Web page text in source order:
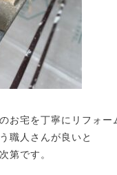
お宅を丁寧にリフォー
職人さんが良いと
第です。